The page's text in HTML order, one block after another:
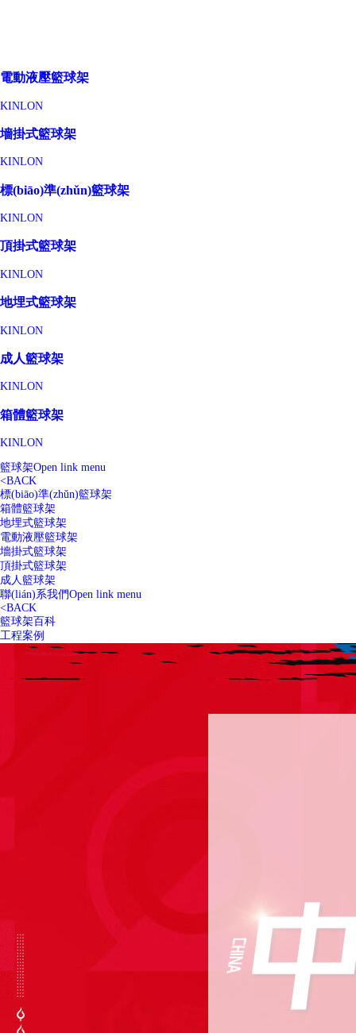
電動液壓籃球架
KINLON
墻掛式籃球架
KINLON
標(biāo)準(zhǔn)籃球架
KINLON
頂掛式籃球架
KINLON
地埋式籃球架
KINLON
成人籃球架
KINLON
箱體籃球架
KINLON
籃球架Open link menu
<BACK
標(biāo)準(zhǔn)籃球架
箱體籃球架
地埋式籃球架
電動液壓籃球架
墻掛式籃球架
頂掛式籃球架
成人籃球架
聯(lián)系我們Open link menu
<BACK
籃球架百科
工程案例